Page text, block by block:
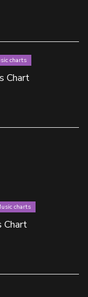
charts
Chart
charts
Chart